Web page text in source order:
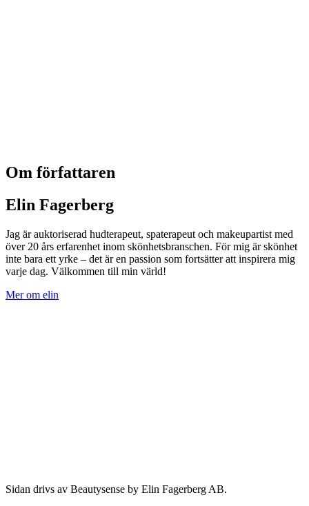
Om författaren
Elin Fagerberg
Jag är auktoriserad hudterapeut, spaterapeut och makeupartist med
över 20 års erfarenhet inom skönhetsbranschen. För mig är skönhet
inte bara ett yrke – det är en passion som fortsätter att inspirera mig
varje dag. Välkommen till min värld!
Mer om elin
Sidan drivs av Beautysense by Elin Fagerberg AB.